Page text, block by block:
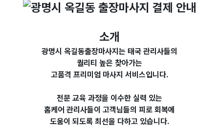
소개
광명시 옥길동출장마사지는 태국 관리사들의
퀄리티 높은 찾아가는
고품격 프리미엄 마사지 서비스입니다.
전문 교육 과정을 이수한 실력 있는
홈케어 관리사들이 고객님들의 피로 회복에
도움이 되도록 최선을 다하고 있습니다.